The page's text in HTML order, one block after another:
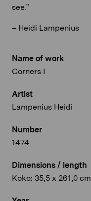
Name of work
Corners I
Artist
Lampenius Heidi
Number
1474
Dimensions / length
Koko: 35,5 x 261,0 cm
see.”
– Heidi Lampenius